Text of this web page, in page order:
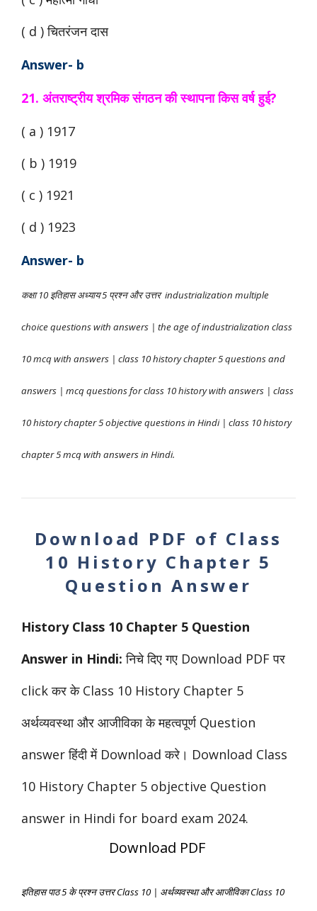
( d ) चितरंजन दास
Answer- b
21. अंतराष्ट्रीय श्रमिक संगठन की स्थापना किस वर्ष हुई?
( a ) 1917
( b ) 1919
( c ) 1921
( d ) 1923
Answer- b
कक्षा 10 इतिहास अध्याय 5 प्रश्न और उत्तर industrialization multiple
choice questions with answers | the age of industrialization class
10 mcq with answers | class 10 history chapter 5 questions and
answers | mcq questions for class 10 history with answers | class
10 history chapter 5 objective questions in Hindi | class 10 history
chapter 5 mcq with answers in Hindi.
Download PDF of Class
10 History Chapter 5
Question Answer
History Class 10 Chapter 5 Question
Answer in Hindi: निचे दिए गए Download PDF पर
click कर के Class 10 History Chapter 5
अर्थव्यवस्था और आजीविका के महत्वपूर्ण Question
answer हिंदी में Download करे। Download Class
10 History Chapter 5 objective Question
answer in Hindi for board exam 2024.
Download PDF
इतिहास पाठ 5 के प्रश्न उत्तर Class 10 | अर्थव्यवस्था और आजीविका Class 10